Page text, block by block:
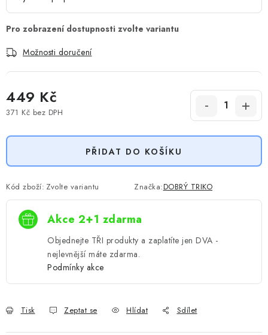
Možnosti doručení
449 Kč
371 Kč bez DPH
PŘIDAT DO KOŠÍKU
Kód zboží: Zvolte variantu Značka:DOBRÝ TRIKO
Akce 2+1 zdarma
Objednejte TŘI produkty a zaplatíte jen DVA -
nejlevnější máte zdarma.
Podmínky akce
Tisk Zeptat se Hlídat Sdílet